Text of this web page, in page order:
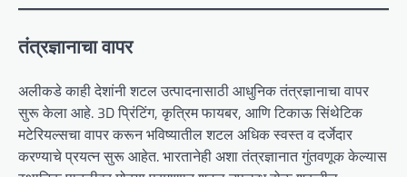
तंत्रज्ञानाचा वापर
अलीकडे काही देशांनी शटल उत्पादनासाठी आधुनिक तंत्रज्ञानाचा वापर
सुरू केला आहे. 3D प्रिंटिंग, कृत्रिम फायबर, आणि टिकाऊ सिंथेटिक
मटेरियल्सचा वापर करून भविष्यातील शटल अधिक स्वस्त व दर्जेदार
करण्याचे प्रयत्न सुरू आहेत. भारतानेही अशा तंत्रज्ञानात गुंतवणूक केल्यास